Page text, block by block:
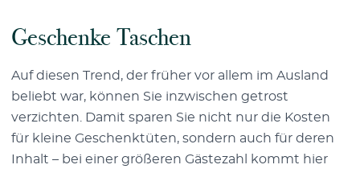
Geschenke Taschen
Auf diesen Trend, der früher vor allem im Ausland
beliebt war, können Sie inzwischen getrost
verzichten. Damit sparen Sie nicht nur die Kosten
für kleine Geschenktüten, sondern auch für deren
Inhalt – bei einer größeren Gästezahl kommt hier